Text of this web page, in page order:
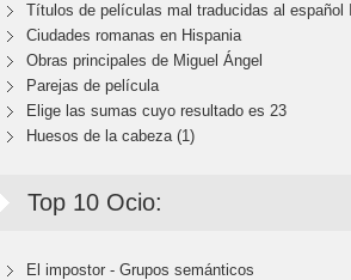
Títulos de películas mal traducidas al español II
Ciudades romanas en Hispania
Obras principales de Miguel Ángel
Parejas de película
Elige las sumas cuyo resultado es 23
Huesos de la cabeza (1)
Top 10 Ocio:
El impostor - Grupos semánticos